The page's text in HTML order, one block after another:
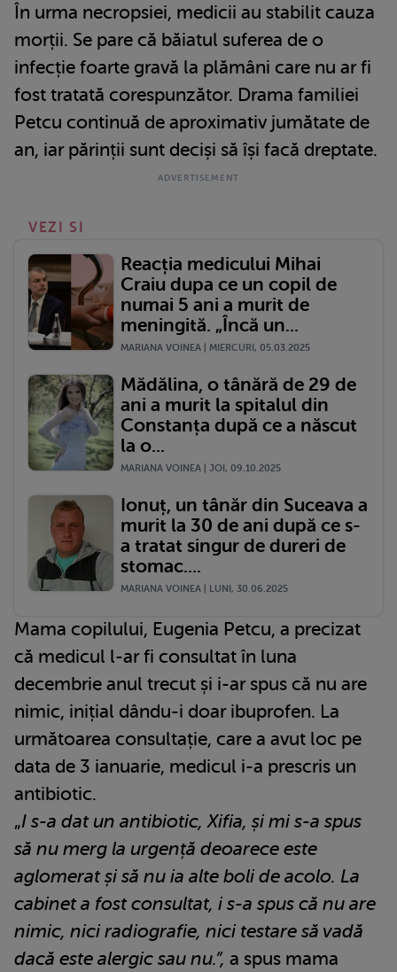
În urma necropsiei, medicii au stabilit cauza
morții. Se pare că băiatul suferea de o
infecție foarte gravă la plămâni care nu ar fi
fost tratată corespunzător. Drama familiei
Petcu continuă de aproximativ jumătate de
an, iar părinții sunt deciși să își facă dreptate.
VEZI SI
Reacția medicului Mihai
Craiu dupa ce un copil de
numai 5 ani a murit de
meningită. „Încă un...
MARIANA VOINEA | MIERCURI, 05.03.2025
Mădălina, o tânără de 29 de
ani a murit la spitalul din
Constanța după ce a născut
la o...
MARIANA VOINEA | JOI, 09.10.2025
Ionuț, un tânăr din Suceava a
murit la 30 de ani după ce s-
a tratat singur de dureri de
stomac....
MARIANA VOINEA | LUNI, 30.06.2025
Mama copilului, Eugenia Petcu, a precizat
că medicul l-ar fi consultat în luna
decembrie anul trecut și i-ar spus că nu are
nimic, inițial dându-i doar ibuprofen. La
următoarea consultație, care a avut loc pe
data de 3 ianuarie, medicul i-a prescris un
antibiotic.
„I s-a dat un antibiotic, Xifia, și mi s-a spus
să nu merg la urgență deoarece este
aglomerat și să nu ia alte boli de acolo. La
cabinet a fost consultat, i s-a spus că nu are
nimic, nici radiografie, nici testare să vadă
dacă este alergic sau nu.”, a spus mama